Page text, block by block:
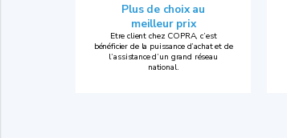
Plus de choix au
meilleur prix
Etre client chez COPRA, c’est
bénéficier de la puissance d’achat et de
l’assistance d’un grand réseau
national.